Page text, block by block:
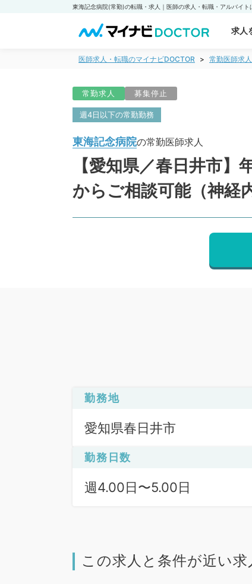
求人
医師求人・転職のマイナビDOCTOR 常勤医師求人
常勤求人 募集停止
週4日以下の常勤勤務
東海記念病院の常勤医師求人
【愛知県／春日井市
からご相談可能（神経
勤務地
愛知県春日井市
勤務日数
週4.00日〜5.00日
この求人と条件が近い求